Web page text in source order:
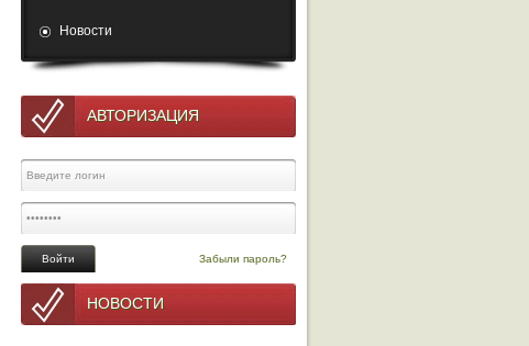
Новости
АВТОРИЗАЦИЯ
Забыли пароль?
НОВОСТИ